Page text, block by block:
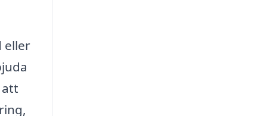
eller